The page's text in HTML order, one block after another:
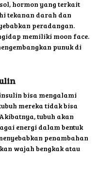
hormon yang terkait
tekanan darah dan
peradangan.
memiliki moon face.
punuk di
bisa mengalami
mereka tidak bisa
tubuh akan
energi dalam bentuk
penambahan
wajah bengkak atau